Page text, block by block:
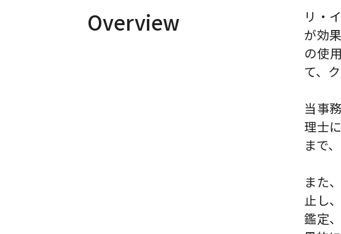
Overview
リ・
が効
の使
て、
当事
理士
まで
また
止し
鑑定